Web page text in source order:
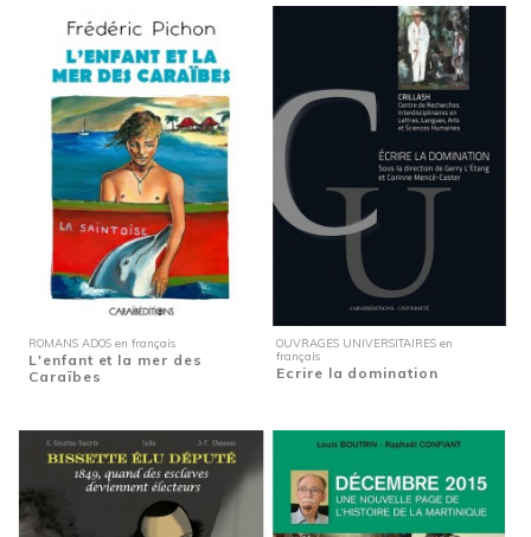
ROMANS ADOS en français
L'enfant et la mer des
Caraïbes
OUVRAGES UNIVERSITAIRES en
français
Ecrire la domination